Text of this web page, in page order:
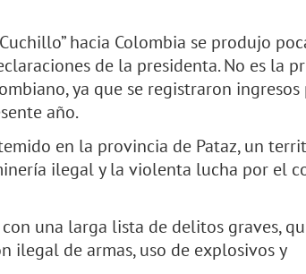
hacia Colombia se produjo
de la presidenta. No es la
ya que se registraron ingresos
año.
en la provincia de Pataz, un
ilegal y la violenta lucha por el
una larga lista de delitos graves,
ilegal de armas, uso de explosivos y